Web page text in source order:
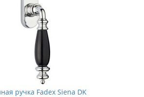
ручка Fadex Siena DK